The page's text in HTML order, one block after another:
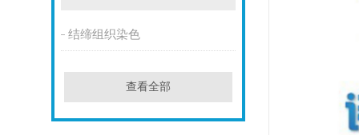
结缔组织染色
查看全部